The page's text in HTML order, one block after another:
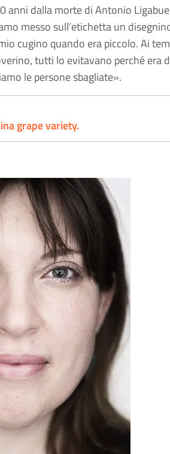
anni dalla morte di Antonio
messo sull’etichetta un
cugino quando era piccolo. Ai
tutti lo evitavano perché era
le persone sbagliate».
grape variety.